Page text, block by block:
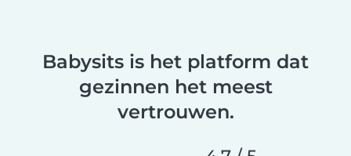
Babysits is het platform dat
gezinnen het meest
vertrouwen.